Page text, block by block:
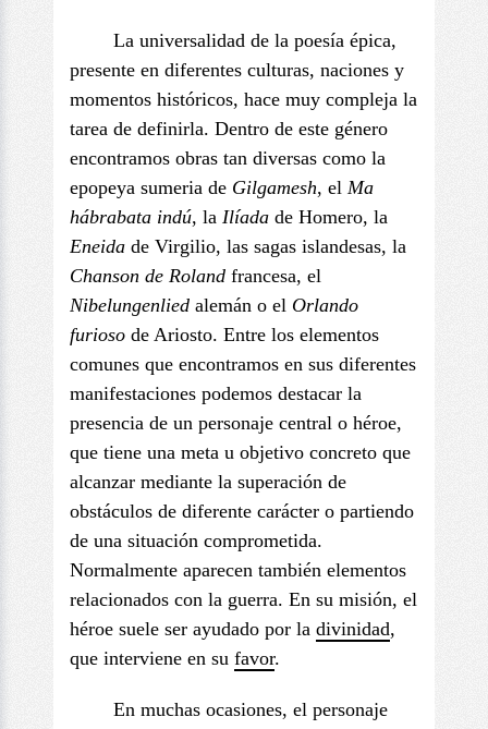
La universalidad de la poesía épica,
presente en diferentes culturas, naciones y
momentos históricos, hace muy compleja la
tarea de definirla. Dentro de este género
encontramos obras tan diversas como la
epopeya sumeria de Gilgamesh, el Ma
hábrabata indú, la Ilíada de Homero, la
Eneida de Virgilio, las sagas islandesas, la
Chanson de Roland francesa, el
Nibelungenlied alemán o el Orlando
furioso de Ariosto. Entre los elementos
comunes que encontramos en sus diferentes
manifestaciones podemos destacar la
presencia de un personaje central o héroe,
que tiene una meta u objetivo concreto que
alcanzar mediante la superación de
obstáculos de diferente carácter o partiendo
de una situación comprometida.
Normalmente aparecen también elementos
relacionados con la guerra. En su misión, el
héroe suele ser ayudado por la divinidad,
que interviene en su favor.
En muchas ocasiones, el personaje